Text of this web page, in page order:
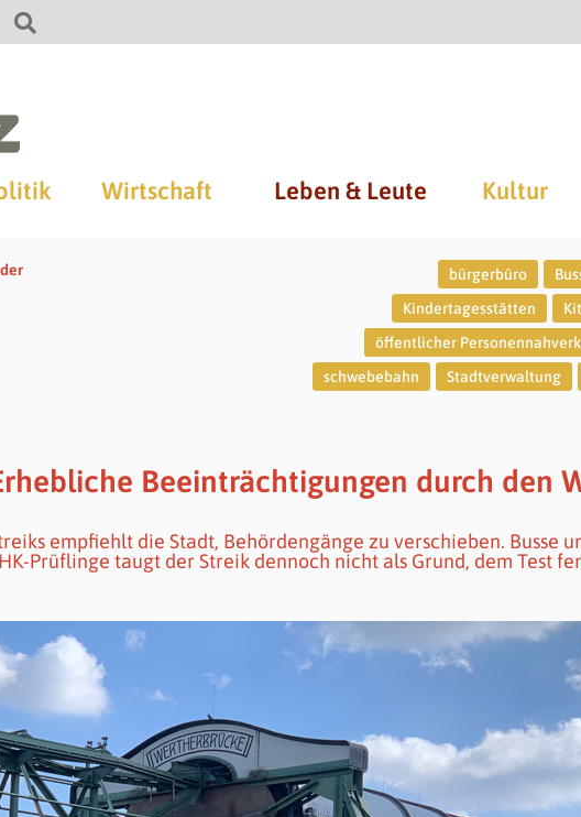
Wirtschaft Leben & Leute Kultur
bürgerbüro
Kindertagesstätten
öffentlicher
schwebebahn
Stadtverwaltung
Beeinträchtigungen durch den
empfiehlt die Stadt, Behördengänge zu verschieben. Busse
Prüflinge taugt der Streik dennoch nicht als Grund, dem Test